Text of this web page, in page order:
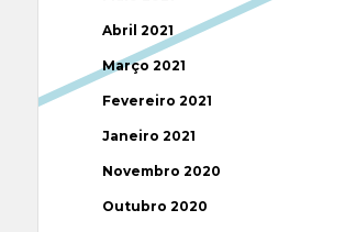
Abril 2021
Março 2021
Fevereiro 2021
Janeiro 2021
Novembro 2020
Outubro 2020